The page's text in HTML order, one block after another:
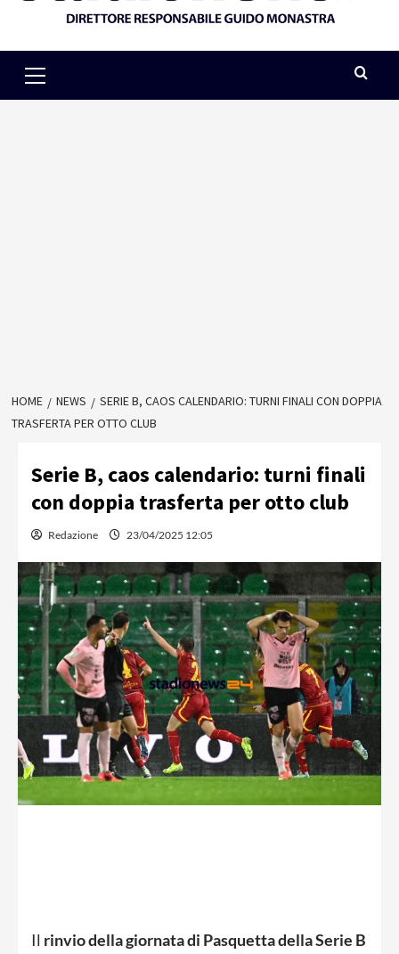
Menu
HOME NEWS
SERIE B, CAOS CALENDARIO: TURNI FINALI CON DOPPIA
TRASFERTA PER OTTO CLUB
Serie B, caos calendario: turni finali
con doppia trasferta per otto club
Redazione 23/04/2025 12:05
Il rinvio della giornata di Pasquetta della Serie B